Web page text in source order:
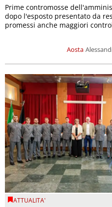
Aosta
Prime contromosse
dopo l'esposto presentato da
promessi anche maggiori
ATTUALITA'